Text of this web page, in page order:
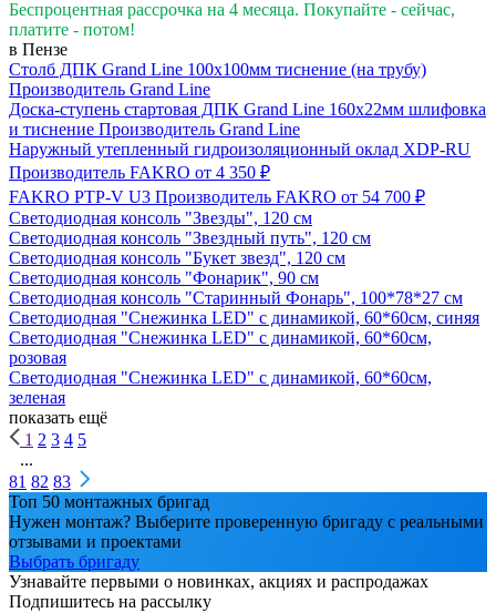
Беспроцентная рассрочка на 4 месяца. Покупайте - сейчас,
платите - потом!
в Пензе
Столб ДПК Grand Line 100х100мм тиснение (на трубу)
Производитель Grand Line
Доска-ступень стартовая ДПК Grand Line 160х22мм шлифовка
и тиснение Производитель Grand Line
Наружный утепленный гидроизоляционный оклад XDP-RU
Производитель FAKRO от 4 350 ₽
FAKRO PTP-V U3 Производитель FAKRO от 54 700 ₽
Светодиодная консоль "Звезды", 120 см
Светодиодная консоль "Звездный путь", 120 см
Светодиодная консоль "Букет звезд", 120 см
Светодиодная консоль "Фонарик", 90 см
Светодиодная консоль "Старинный Фонарь", 100*78*27 см
Светодиодная "Снежинка LED" с динамикой, 60*60см, синяя
Светодиодная "Снежинка LED" с динамикой, 60*60см,
розовая
Светодиодная "Снежинка LED" с динамикой, 60*60см,
зеленая
показать ещё
1 2 3 4 5
...
81 82 83
Топ 50 монтажных бригад
Нужен монтаж? Выберите проверенную бригаду с реальными
отзывами и проектами
Выбрать бригаду
Узнавайте первыми о новинках, акциях и распродажах
Подпишитесь на рассылку